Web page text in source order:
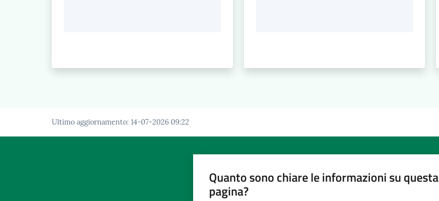
Ultimo aggiornamento: 14-07-2026 09:22
Quanto sono chiare le informazioni su questa
pagina?